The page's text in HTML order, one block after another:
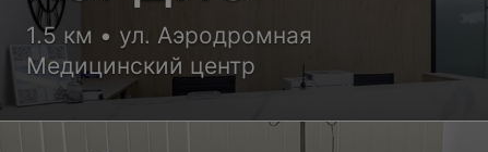
1.5 км • ул. Аэродромная
Медицинский центр